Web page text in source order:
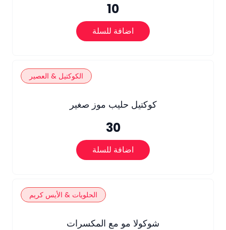
10
اضافة للسلة
الكوكتيل & العصير
كوكتيل حليب موز صغير
30
اضافة للسلة
الحلويات & الأيس كريم
شوكولا مو مع المكسرات